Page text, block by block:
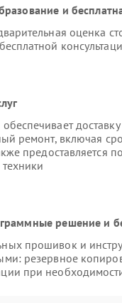
и
оценка
ремонт, включая
предоставляется
решение и
прошивок и
резервное
при